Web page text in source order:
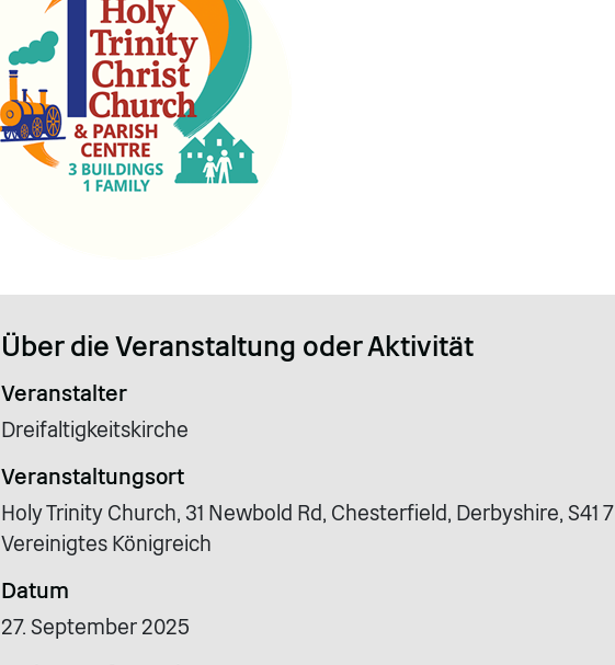
Über die Veranstaltung oder Aktivität
Veranstalter
Dreifaltigkeitskirche
Veranstaltungsort
Holy Trinity Church, 31 Newbold Rd, Chesterfield, Derbyshire, S41
Vereinigtes Königreich
Datum
27. September 2025